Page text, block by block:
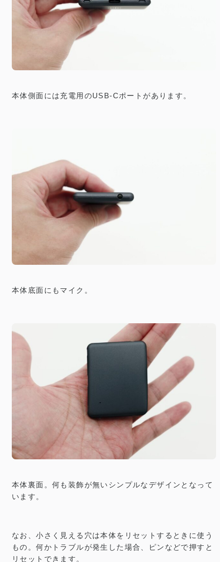
本体側面には充電用のUSB-Cポートがあります。
本体底面にもマイク。
本体裏面。何も装飾が無いシンプルなデザインとなって
います。
なお、小さく見える穴は本体をリセットするときに使う
もの。何かトラブルが発生した場合、ピンなどで押すと
リセットできます。